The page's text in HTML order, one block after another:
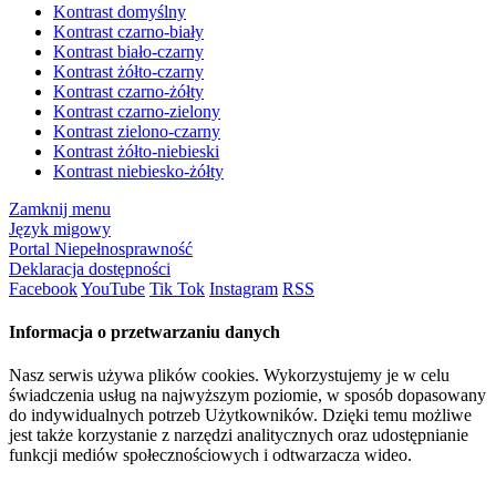
Kontrast domyślny
Kontrast czarno-biały
Kontrast biało-czarny
Kontrast żółto-czarny
Kontrast czarno-żółty
Kontrast czarno-zielony
Kontrast zielono-czarny
Kontrast żółto-niebieski
Kontrast niebiesko-żółty
Zamknij menu
Język migowy
Portal Niepełnosprawność
Deklaracja dostępności
FacebookYouTube Tik Tok Instagram RSS
Informacja o przetwarzaniu danych
Nasz serwis używa plików cookies. Wykorzystujemy je w celu
świadczenia usług na najwyższym poziomie, w sposób dopasowany
do indywidualnych potrzeb Użytkowników. Dzięki temu możliwe
jest także korzystanie z narzędzi analitycznych oraz udostępnianie
funkcji mediów społecznościowych i odtwarzacza wideo.